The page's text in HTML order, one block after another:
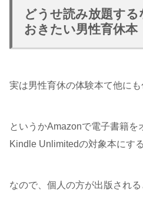
どうせ読み放題す
おきたい男性育休本
実は男性育休の体験本て他にも
というかAmazonで電子書籍を
Kindle Unlimitedの対象本にす
なので、個人の方が出版され